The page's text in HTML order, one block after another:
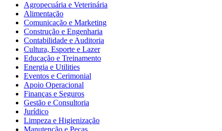
Agropecuária e Veterinária
Alimentação
Comunicação e Marketing
Construção e Engenharia
Contabilidade e Auditoria
Cultura, Esporte e Lazer
Educação e Treinamento
Energia e Utilities
Eventos e Cerimonial
Apoio Operacional
Finanças e Seguros
Gestão e Consultoria
Jurídico
Limpeza e Higienização